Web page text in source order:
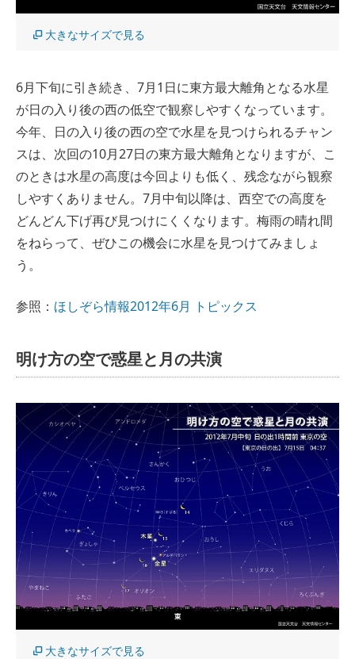
大きなサイズで見る
6月下旬に引き続き、7月1日に東方最大離角となる水星
が日の入り後の西の低空で観察しやすくなっています。
今年、日の入り後の西の空で水星を見つけられるチャン
スは、次回の10月27日の東方最大離角となりますが、こ
のときは水星の高度は今回よりも低く、残念ながら観察
しやすくありません。7月中旬以降は、西空での高度を
どんどん下げ再び見つけにくくなります。梅雨の晴れ間
をねらって、ぜひこの機会に水星を見つけてみましょ
う。
参照： ほしぞら情報2012年6月 トピックス
明け方の空で惑星と月の共演
大きなサイズで見る